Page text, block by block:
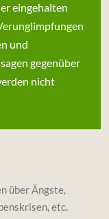
eingehalten
und
gegenüber
nicht
über Ängste,
etc.